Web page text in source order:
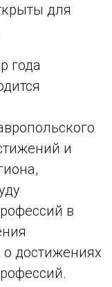
для
года
и
в
достижениях